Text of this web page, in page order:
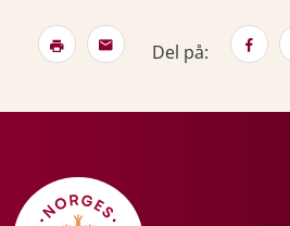
Del på: